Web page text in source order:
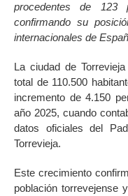
procedentes de 123
confirmando su
internacionales de
La ciudad de
total de 110.500
incremento de 4.150
año 2025, cuando
datos oficiales del
Torrevieja.
Este crecimiento
población torrevejense